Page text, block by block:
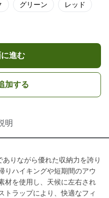
グリーン レッド
進む
加する
明
りながら優れた収納力を誇り
りハイキングや短期間のアウ
材を使用し、天候に左右され
トラップにより、快適なフィ